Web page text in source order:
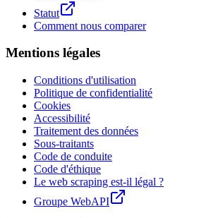
Statut
Comment nous comparer
Mentions légales
Conditions d'utilisation
Politique de confidentialité
Cookies
Accessibilité
Traitement des données
Sous-traitants
Code de conduite
Code d'éthique
Le web scraping est-il légal ?
Groupe WebAPI